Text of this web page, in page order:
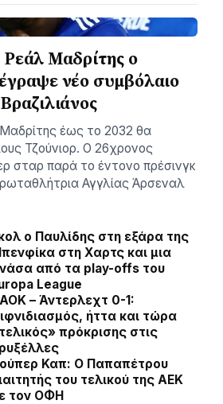
Ρεάλ Μαδρίτης ο
νέο συμβόλαιο
έως το 2032 θα
Τζούνιορ. Ο 26χρονος
σταρ παρά το έντονο πρέσινγκ
Αγγλίας Άρσεναλ
ο Παυλίδης στη εξάρα της
στη Χαρτς και μια
από τα play-offs του
League
– Άντερλεχτ 0-1:
ήττα και τώρα
πρόκρισης στις
Καπ: Ο Παπαπέτρου
του τελικού της ΑΕΚ
τον ΟΦΗ